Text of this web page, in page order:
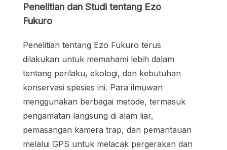
Penelitian dan Studi tentang Ezo
Fukuro
Penelitian tentang Ezo Fukuro terus
dilakukan untuk memahami lebih dalam
tentang perilaku, ekologi, dan kebutuhan
konservasi spesies ini. Para ilmuwan
menggunakan berbagai metode, termasuk
pengamatan langsung di alam liar,
pemasangan kamera trap, dan pemantauan
melalui GPS untuk melacak pergerakan dan